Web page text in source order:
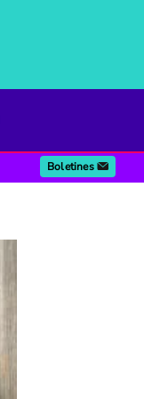
Boletines